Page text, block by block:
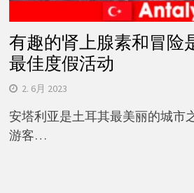
有趣的肾上腺素和冒险
最佳度假活动
2. 6月 2023
安塔利亚是土耳其最美丽的城市
游客…